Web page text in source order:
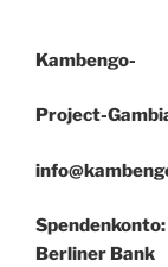
Kambengo-
Project-
Spendenkonto:
Berliner Bank